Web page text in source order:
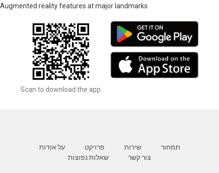
Augmented reality features at major landmarks
Scan to download the app
על אודות פרויקט שירות
תמחור
שאלות נפוצות
צור קשר